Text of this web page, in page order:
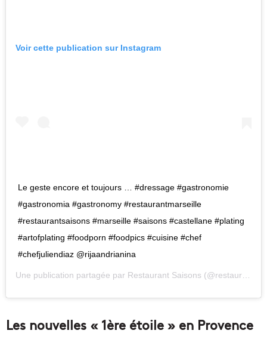
Voir cette publication sur Instagram
Le geste encore et toujours … #dressage #gastronomie
#gastronomia #gastronomy #restaurantmarseille
#restaurantsaisons #marseille #saisons #castellane #plating
#artofplating #foodporn #foodpics #cuisine #chef
#chefjuliendiaz @rijaandrianina
Une publication partagée par Restaurant Saisons (@restaurantsaisons) le
Les nouvelles « 1ère étoile » en Provence